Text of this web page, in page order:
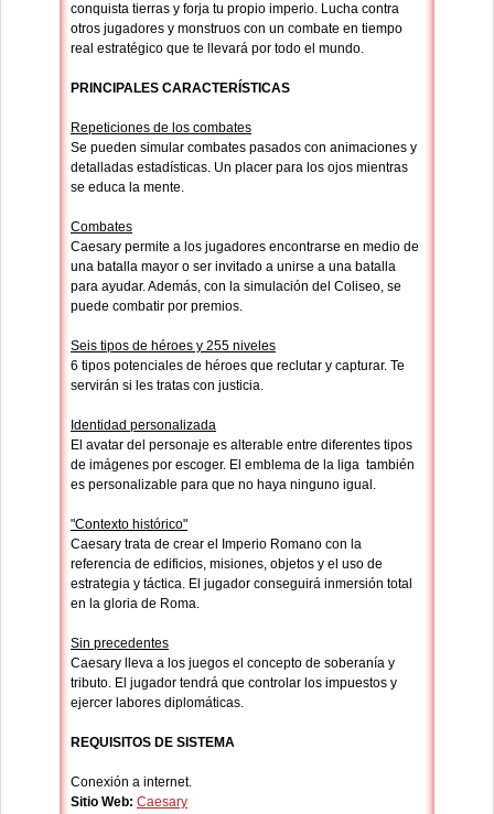
conquista tierras y forja tu propio imperio. Lucha contra
otros jugadores y monstruos con un combate en tiempo
real estratégico que te llevará por todo el mundo.
PRINCIPALES CARACTERÍSTICAS
Repeticiones de los combates
Se pueden simular combates pasados con animaciones y
detalladas estadísticas. Un placer para los ojos mientras
se educa la mente.
Combates
Caesary permite a los jugadores encontrarse en medio de
una batalla mayor o ser invitado a unirse a una batalla
para ayudar. Además, con la simulación del Coliseo, se
puede combatir por premios.
Seis tipos de héroes y 255 niveles
6 tipos potenciales de héroes que reclutar y capturar. Te
servirán si les tratas con justicia.
Identidad personalizada
El avatar del personaje es alterable entre diferentes tipos
de imágenes por escoger. El emblema de la liga también
es personalizable para que no haya ninguno igual.
"Contexto histórico"
Caesary trata de crear el Imperio Romano con la
referencia de edificios, misiones, objetos y el uso de
estrategia y táctica. El jugador conseguirá inmersión total
en la gloria de Roma.
Sin precedentes
Caesary lleva a los juegos el concepto de soberanía y
tributo. El jugador tendrá que controlar los impuestos y
ejercer labores diplomáticas.
REQUISITOS DE SISTEMA
Conexión a internet.
Sitio Web: Caesary